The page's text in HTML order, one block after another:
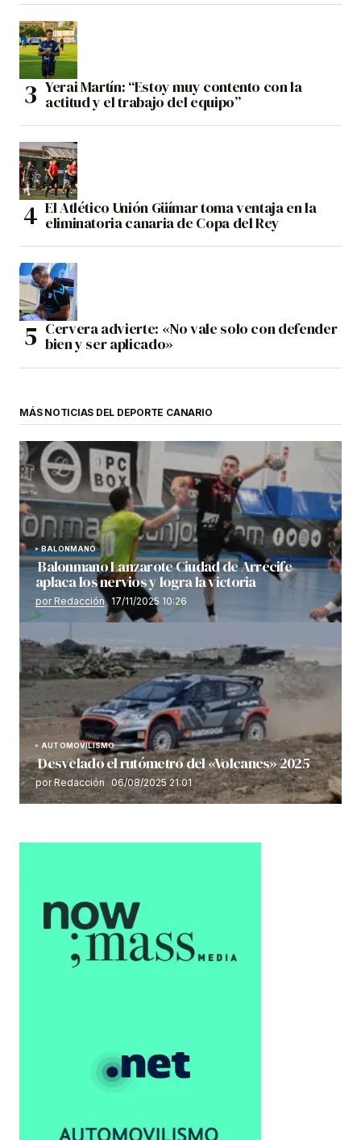
Yerai Martín: “Estoy muy contento con la
actitud y el trabajo del equipo”
El Atlético Unión Güímar toma ventaja en la
eliminatoria canaria de Copa del Rey
Cervera advierte: «No vale solo con defender
bien y ser aplicado»
MÁS NOTICIAS DEL DEPORTE CANARIO
BALONMANO
Balonmano Lanzarote Ciudad de Arrecife
aplaca los nervios y logra la victoria
por Redacción 17/11/2025 10:26
AUTOMOVILISMO
Desvelado el rutómetro del «Volcanes» 2025
por Redacción 06/08/2025 21:01